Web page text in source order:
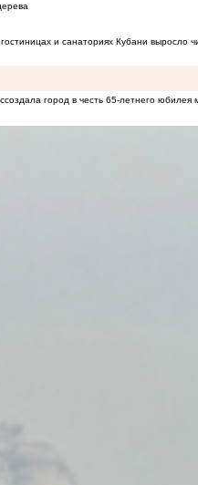
и санаториях Кубани выросло
город в честь 65-летнего юбилея